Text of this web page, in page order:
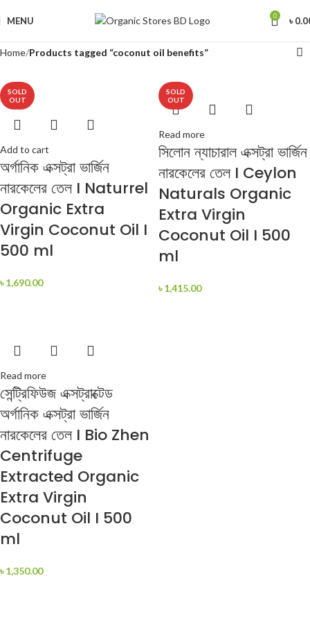
MENU 0 ৳
Home Products tagged “coconut oil benefits”
Add to cart
অর্গানিক এক্সট্রা ভার্জিন
নারকেলের তেল I Naturrel
Organic Extra
Virgin Coconut Oil I
500 ml
৳1,690.00
SOLD
OUT
Read more
সিলোন ন্যাচারাল এক্সট্রা ভার্জিন
নারকেলের তেল I Ceylon
Naturals Organic
Extra Virgin
Coconut Oil I 500
ml
৳1,415.00
SOLD
OUT
Read more
সেন্ট্রিফিউজ এক্সট্রাক্টেড
অর্গানিক এক্সট্রা ভার্জিন
নারকেলের তেল I Bio Zhen
Centrifuge
Extracted Organic
Extra Virgin
Coconut Oil I 500
ml
৳1,350.00